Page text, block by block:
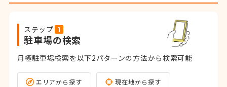
ステップ
駐車場の検索
月極駐車場検索を以下2パターンの方法から検索可能
エリアから探す 現在地から探す